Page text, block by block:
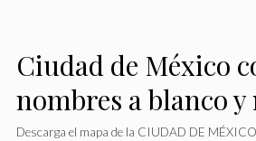
Ciudad de México
nombres a blanco y
Descarga el mapa de la CIUDAD DE